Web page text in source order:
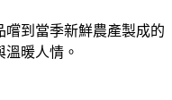
到當季新鮮農產製成的
暖人情。